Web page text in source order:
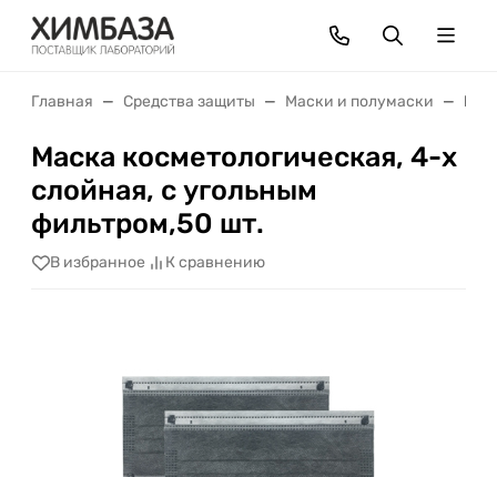
Главная Средства защиты Маски и полумаски
Маска косметологическая, 4-х
слойная, с угольным
фильтром,50 шт.
В избранное К сравнению